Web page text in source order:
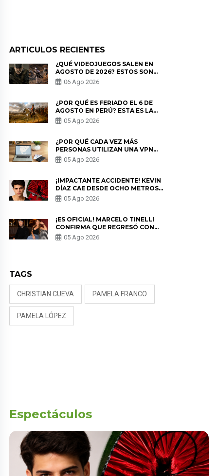
ARTICULOS RECIENTES
¿QUÉ VIDEOJUEGOS SALEN EN
AGOSTO DE 2026? ESTOS SON
LOS ESTRENOS MÁS ESPERADOS
06 Ago 2026
¿POR QUÉ ES FERIADO EL 6 DE
AGOSTO EN PERÚ? ESTA ES LA
HISTORIA
05 Ago 2026
¿POR QUÉ CADA VEZ MÁS
PERSONAS UTILIZAN UNA VPN
PARA PROTEGER SU
PRIVACIDAD?
05 Ago 2026
¡IMPACTANTE ACCIDENTE! KEVIN
DÍAZ CAE DESDE OCHO METROS
EN “ESTO ES GUERRA” Y GENERA
PREOCUPACIÓN
05 Ago 2026
¡ES OFICIAL! MARCELO TINELLI
CONFIRMA QUE REGRESÓ CON
MILETT FIGUEROA: “EL AMOR
PUDO MÁS”
05 Ago 2026
TAGS
CHRISTIAN CUEVA PAMELA FRANCO
PAMELA LÓPEZ
Espectáculos